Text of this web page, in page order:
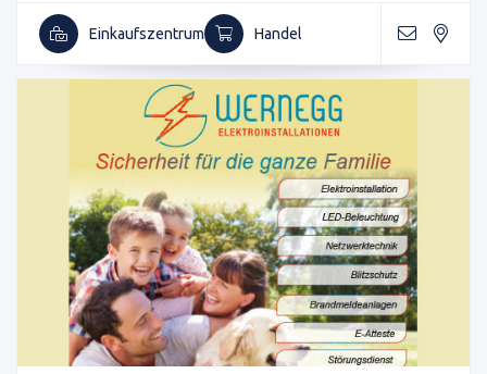
Einkaufszentrum Handel